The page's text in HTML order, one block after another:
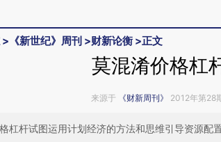
> 《新世纪》周刊 >财新论衡 >正文
莫混淆价格杠
来源于 《财新周刊》 2012年第28
杠杆试图运用计划经济的方法和思维引导资源配